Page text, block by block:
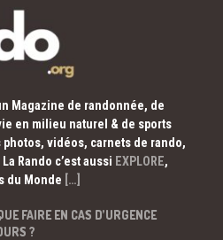
Magazine de randonnée, de
en milieu naturel & de sports
vidéos, carnets de rando,
Rando c’est aussi EXPLORE,
du Monde […]
FAIRE EN CAS D’URGENCE
?